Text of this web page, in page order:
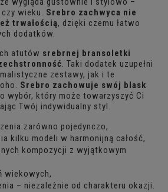
wieku. Srebro zachwyca nie
trwałością, dzięki czemu łatwo
dodatków.
atutów srebrnej bransoletki
. Taki dodatek uzupełni
zestawy, jak i te
Srebro zachowuje swój blask
wybór, który może towarzyszyć Ci
Twój indywidualny styl.
zarówno pojedynczo,
kilku modeli w harmonijną całość,
kompozycji z wyjątkowym
wiekowych,
– niezależnie od charakteru okazji.